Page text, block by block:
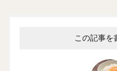
この記事を